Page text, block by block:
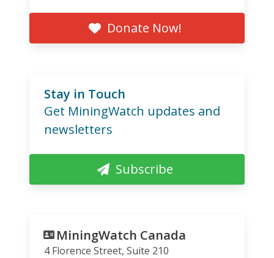
Donate Now!
Stay in Touch
Get MiningWatch updates and
newsletters
Subscribe
MiningWatch Canada
4 Florence Street, Suite 210